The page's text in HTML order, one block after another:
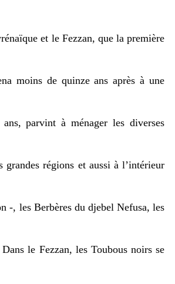
et le Fezzan, que la première
moins de quinze ans après à une
parvint à ménager les diverses
régions et aussi à l’intérieur
les Berbères du djebel Nefusa, les
le Fezzan, les Toubous noirs se